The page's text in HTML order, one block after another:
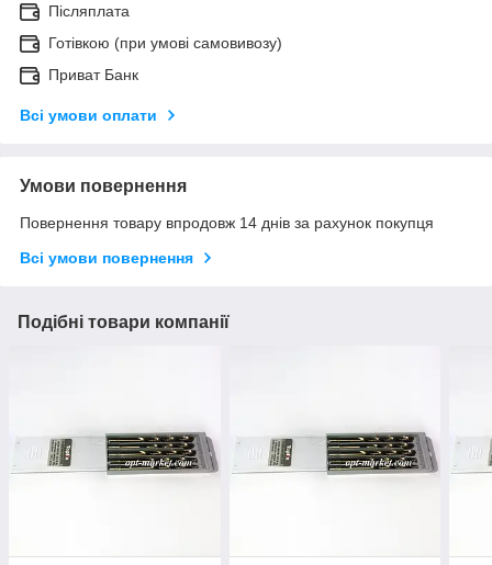
Післяплата
Готівкою (при умові самовивозу)
Приват Банк
Всі умови оплати
Умови повернення
Повернення товару впродовж 14 днів за рахунок покупця
Всі умови повернення
Подібні товари компанії